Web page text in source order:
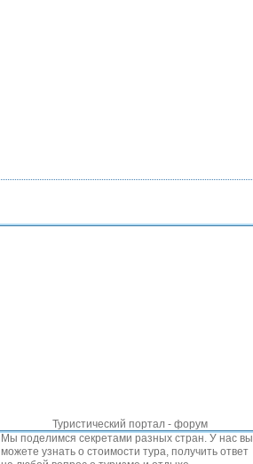
Туристический портал - форум
Мы поделимся секретами разных стран. У нас вы
можете узнать о стоимости тура, получить ответ